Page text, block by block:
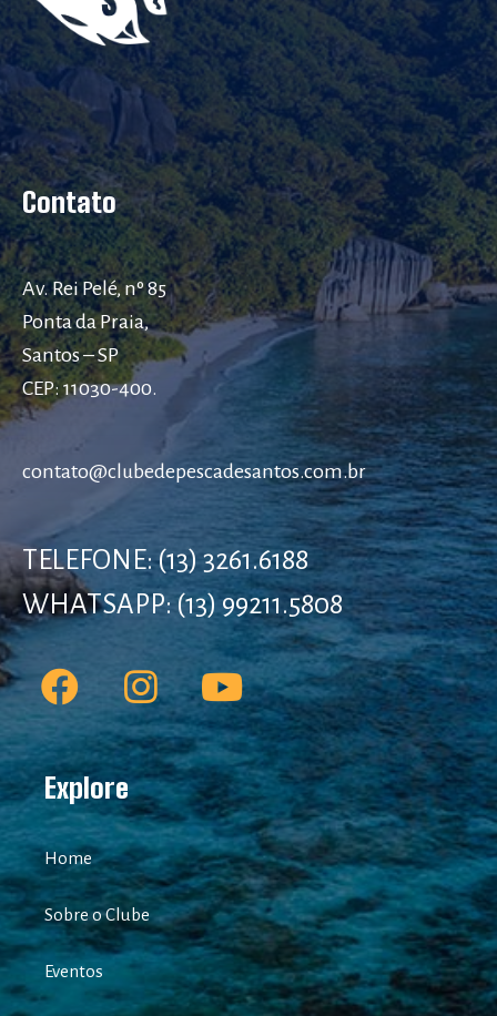
Contato
Av. Rei Pelé, nº 85
Ponta da Praia,
Santos – SP
CEP: 11030-400.
contato@clubedepescadesantos.com.br
TELEFONE: (13) 3261.6188
WHATSAPP: (13) 99211.5808
Explore
Home
Sobre o Clube
Eventos